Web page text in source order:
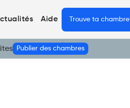
Aide Trouve ta chambre
Publier des chambres